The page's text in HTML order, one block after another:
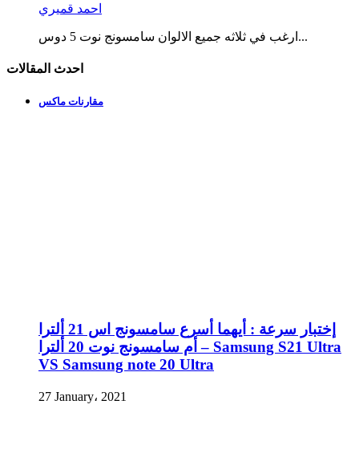
احمد قميري
ارغب في ثلاثه جميع الالوان سامسونج نوت 5 دوس...
احدث المقالات
مقارنات ماكس
إختبار سرعة : أيهما أسرع سامسونج اس 21 ألترا
أم سامسونج نوت 20 ألترا – Samsung S21 Ultra
VS Samsung note 20 Ultra
27 January، 2021